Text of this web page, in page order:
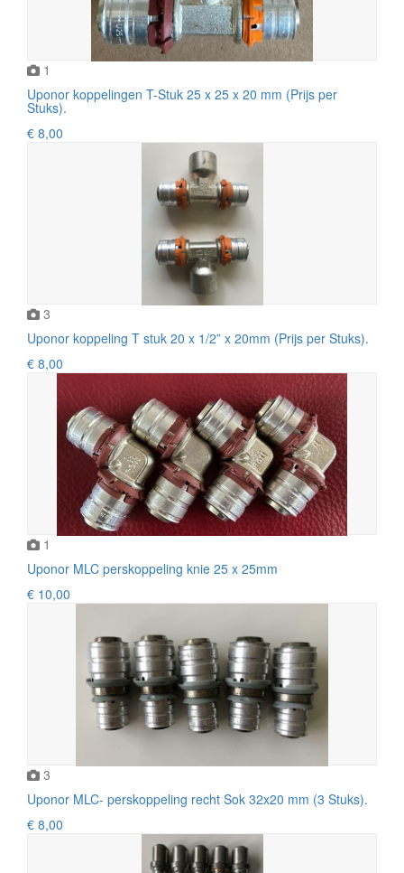
1
Uponor koppelingen T-Stuk 25 x 25 x 20 mm (Prijs per
Stuks).
€ 8,00
3
Uponor koppeling T stuk 20 x 1/2” x 20mm (Prijs per Stuks).
€ 8,00
1
Uponor MLC perskoppeling knie 25 x 25mm
€ 10,00
3
Uponor MLC- perskoppeling recht Sok 32x20 mm (3 Stuks).
€ 8,00